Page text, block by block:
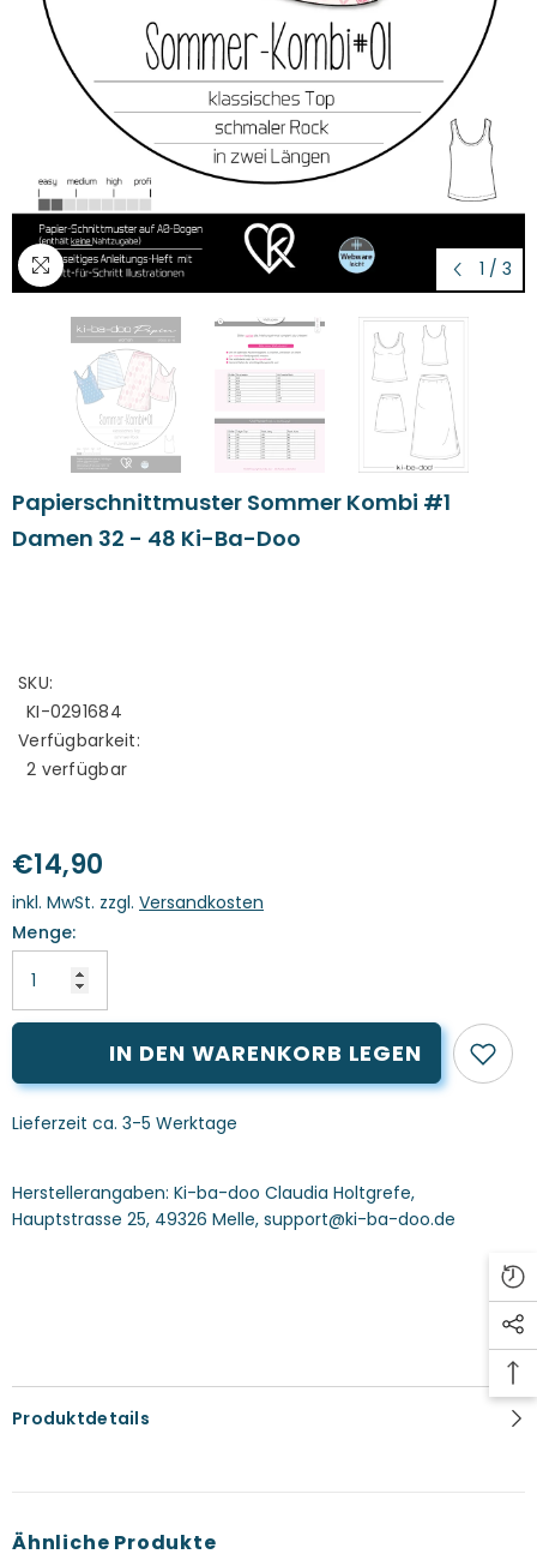
1 / 3
Papierschnittmuster Sommer Kombi #1
Damen 32 - 48 Ki-Ba-Doo
SKU:
KI-0291684
Verfügbarkeit:
2 verfügbar
€14,90
inkl. MwSt. zzgl. Versandkosten
Menge:
IN DEN WARENKORB LEGEN
Lieferzeit ca. 3-5 Werktage
Herstellerangaben: Ki-ba-doo Claudia Holtgrefe,
Hauptstrasse 25, 49326 Melle, support@ki-ba-doo.de
Produktdetails
Ähnliche Produkte